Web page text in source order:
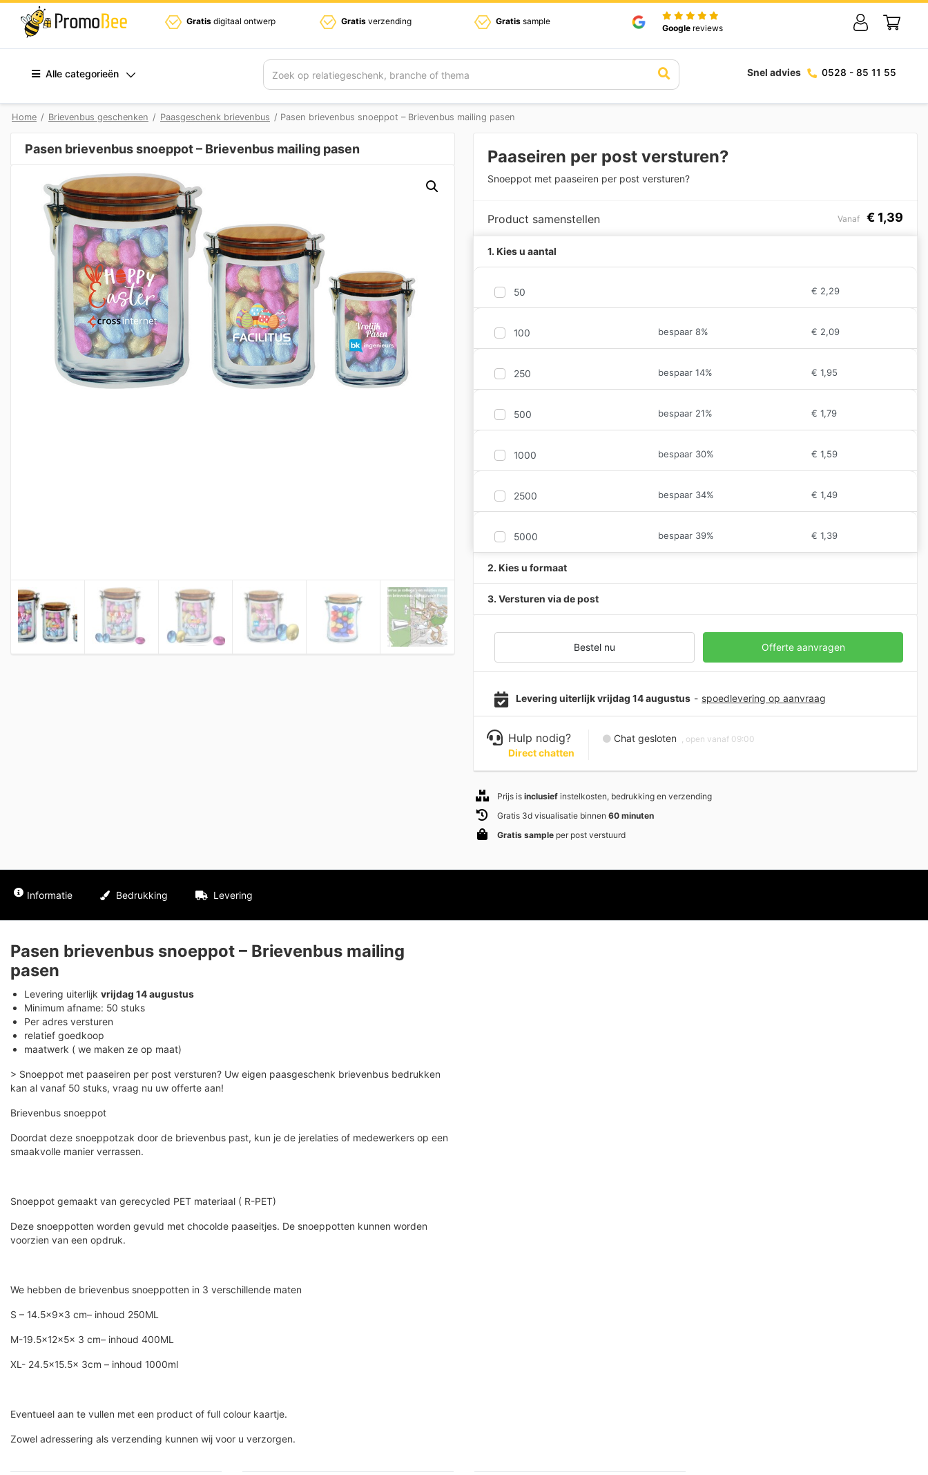
Gratis digitaal ontwerp Gratis verzending Gratis sample
Google reviews
Alle categorieën Zoek Snel advies 0528 - 85 11 55
Home / Brievenbus geschenken / Paasgeschenk brievenbus / Pasen brievenbus snoeppot – Brievenbus mailing pasen
Pasen brievenbus snoeppot – Brievenbus mailing pasen Paaseiren per post versturen?
Snoeppot met paaseiren per post versturen?
Product samenstellen Vanaf € 1,39
1. Kies u aantal
50 € 2,29
100 bespaar 8% € 2,09
250 bespaar 14% € 1,95
500 bespaar 21% € 1,79
1000 bespaar 30% € 1,59
2500 bespaar 34% € 1,49
5000 bespaar 39% € 1,39
2. Kies u formaat
3. Versturen via de post
Bestel nu Offerte aanvragen
Levering uiterlijk vrijdag 14 augustus - spoedlevering op aanvraag
Hulp nodig?
Direct chatten
Chat gesloten , open vanaf 09:00
Prijs isinclusief instelkosten, bedrukking en verzending
Gratis 3d visualisatie binnen60 minuten
Gratis sample per post verstuurd
Informatie Bedrukking Levering
Pasen brievenbus snoeppot – Brievenbus mailing
pasen
Levering uiterlijk vrijdag 14 augustus
Minimum afname: 50 stuks
Per adres versturen
relatief goedkoop
maatwerk ( we maken ze op maat)
> Snoeppot met paaseiren per post versturen? Uw eigen paasgeschenk brievenbus bedrukken
kan al vanaf 50 stuks, vraag nu uw offerte aan!
Brievenbus snoeppot
Doordat deze snoeppotzak door de brievenbus past, kun je de jerelaties of medewerkers op een
smaakvolle manier verrassen.
Snoeppot gemaakt van gerecycled PET materiaal ( R-PET)
Deze snoeppotten worden gevuld met chocolde paaseitjes. De snoeppotten kunnen worden
voorzien van een opdruk.
We hebben de brievenbus snoeppotten in 3 verschillende maten
S – 14.5x9x3 cm– inhoud 250ML
M-19.5x12x5x 3 cm– inhoud 400ML
XL- 24.5×15.5x 3cm – inhoud 1000ml
Eventueel aan te vullen met een product of full colour kaartje.
Zowel adressering als verzending kunnen wij voor u verzorgen.